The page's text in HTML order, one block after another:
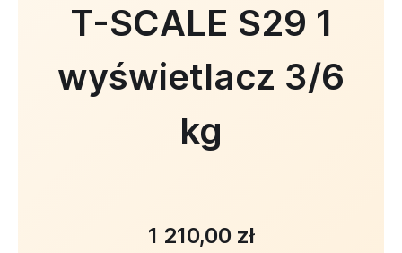
T-SCALE S29 1
wyświetlacz 3/6
kg
1 210,00 zł